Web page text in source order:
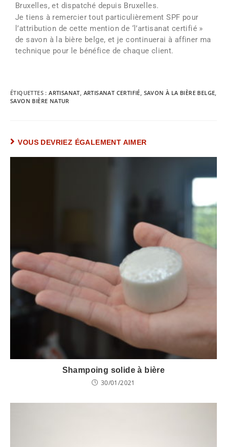
Bruxelles, et dispatché depuis Bruxelles.
Je tiens à remercier tout particulièrement SPF pour
l’attribution de cette mention de ‘l’artisanat certifié »
de savon à la bière belge, et je continuerai à affiner ma
technique pour le bénéfice de chaque client.
ÉTIQUETTES :ARTISANAT ARTISANAT CERTIFIÉ SAVON À LA BIÈRE BELGE
SAVON BIÈRE NATUR
VOUS DEVRIEZ ÉGALEMENT AIMER
Shampoing solide à bière
30/01/2021